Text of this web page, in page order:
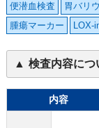
便潜血検査 胃バリ
腫瘍マーカー
LOX-
検査内容につ
内容